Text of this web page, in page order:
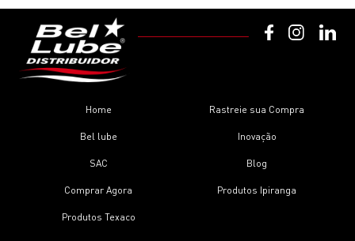
Home Rastreie sua Compra
Bel lube Inovação
SAC Blog
Comprar Agora Produtos Ipiranga
Produtos Texaco